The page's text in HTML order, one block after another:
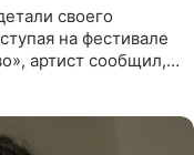
своего
на фестивале
артист сообщил,